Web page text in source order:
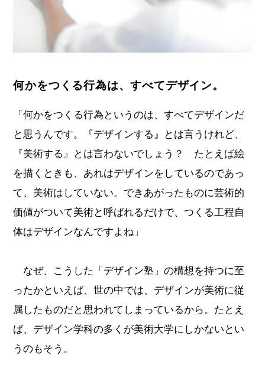
何かをつくる行為は、すべてデザイン。
「何かをつくる行為というのは、すべてデザインだ
と思うんです。『デザインする』とは言うけれど、
『美術する』とは言わないでしょう？ たとえば絵
を描くときも、あれはデザインをしているのであっ
て、美術はしていない。できあがったものに芸術的
価値がついて美術と呼ばれるだけで、つくる工程自
体はデザインなんですよね」
なぜ、こうした「デザイン塾」の構想を持つに至
ったかといえば、世の中では、デザインが美術に従
属したものだと思われてしまっているから。たとえ
ば、デザイン学科の多くが美術大学にしかないとい
うのもそう。